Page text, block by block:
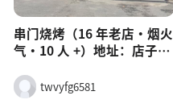
串门烧烤（16 年老店・烟火
气・10 人 +）地址：店子山
程环境：市井大院、大桌
多、热闹不吵，适合 8–20
twvyfg6581